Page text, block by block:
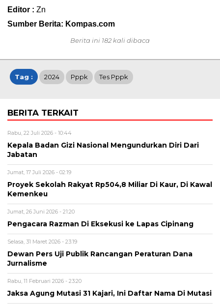
Editor : Zn
Sumber Berita: Kompas.com
Berita ini 182 kali dibaca
Tag : 2024 Pppk Tes Pppk
BERITA TERKAIT
Rabu, 22 Juli 2026 - 10:44
Kepala Badan Gizi Nasional Mengundurkan Diri Dari
Jabatan
Jumat, 17 Juli 2026 - 02:19
Proyek Sekolah Rakyat Rp504,8 Miliar Di Kaur, Di Kawal
Kemenkeu
Jumat, 26 Juni 2026 - 21:20
Pengacara Razman Di Eksekusi ke Lapas Cipinang
Selasa, 31 Maret 2026 - 23:19
Dewan Pers Uji Publik Rancangan Peraturan Dana
Jurnalisme
Rabu, 11 Februari 2026 - 23:20
Jaksa Agung Mutasi 31 Kajari, Ini Daftar Nama Di Mutasi